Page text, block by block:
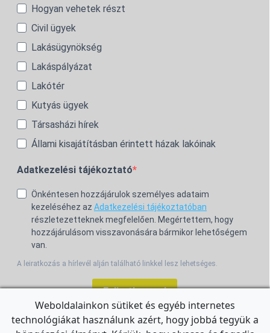
Hogyan vehetek részt
Civil ügyek
Lakásügynökség
Lakáspályázat
Lakótér
Kutyás ügyek
Társasházi hírek
Állami kisajátításban érintett házak lakóinak
Adatkezelési tájékoztató
Önkéntesen hozzájárulok személyes adataim
kezeléséhez az Adatkezelési tájékoztatóban
részletezetteknek megfelelően. Megértettem, hogy
hozzájárulásom visszavonására bármikor lehetőségem
van.
A leiratkozás a hírlevél alján található linkkel lesz lehetséges.
Feliratkozom!
Weboldalainkon sütiket és egyéb internetes
technológiákat használunk azért, hogy jobbá tegyük a